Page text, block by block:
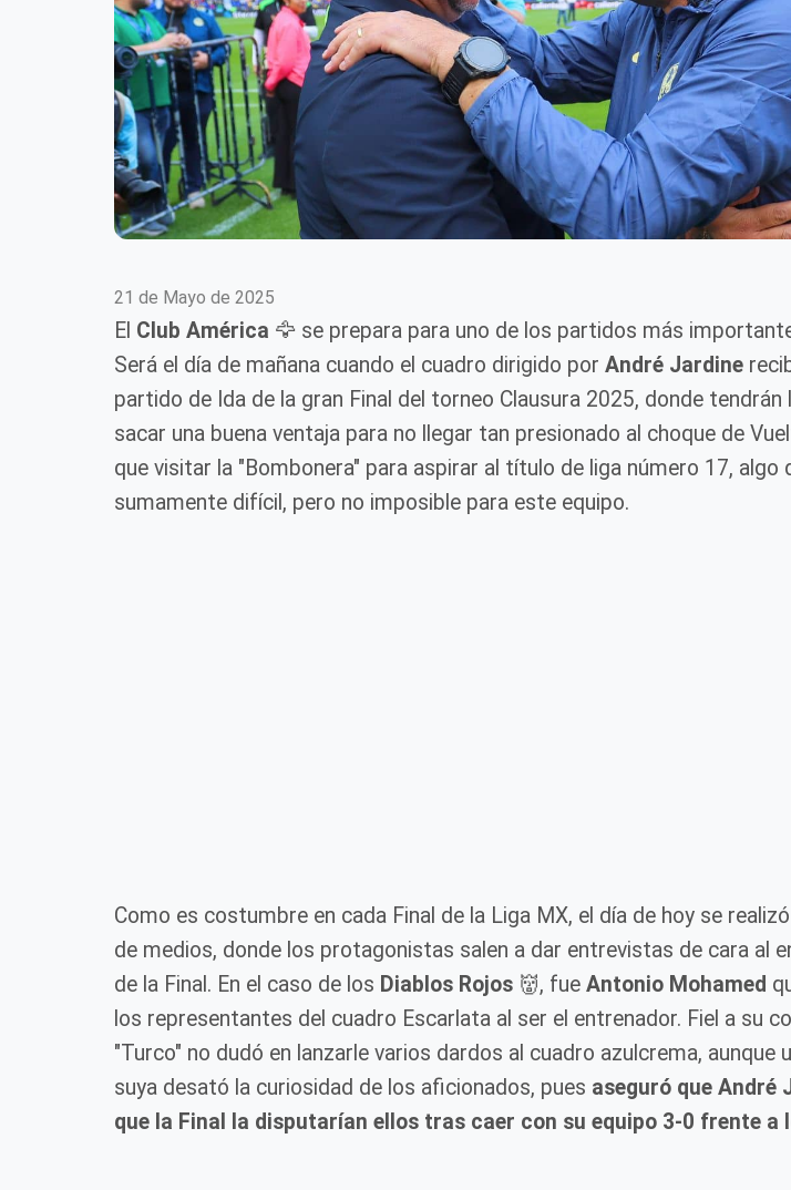
21 de Mayo de 2025
El Club América 🦅 se prepara para uno de los partidos más
Será el día de mañana cuando el cuadro dirigido por André Jardine
partido de Ida de la gran Final del torneo Clausura 2025, donde tendrán
sacar una buena ventaja para no llegar tan presionado al choque de
que visitar la "Bombonera" para aspirar al título de liga número 17, algo
sumamente difícil, pero no imposible para este equipo.
Como es costumbre en cada Final de la Liga MX, el día de hoy se
de medios, donde los protagonistas salen a dar entrevistas de cara al
de la Final. En el caso de los Diablos Rojos 👹, fue Antonio Mohamed
los representantes del cuadro Escarlata al ser el entrenador. Fiel a su
"Turco" no dudó en lanzarle varios dardos al cuadro azulcrema, aunque
suya desató la curiosidad de los aficionados, pues aseguró que André
que la Final la disputarían ellos tras caer con su equipo 3-0 frente a